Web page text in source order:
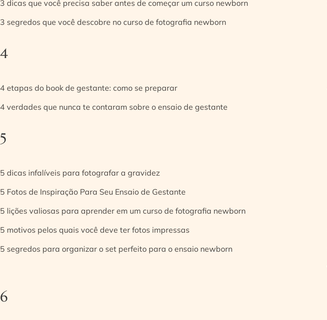
3 dicas que você precisa saber antes de começar um curso newborn
3 segredos que você descobre no curso de fotografia newborn
4
4 etapas do book de gestante: como se preparar
4 verdades que nunca te contaram sobre o ensaio de gestante
5
5 dicas infalíveis para fotografar a gravidez
5 Fotos de Inspiração Para Seu Ensaio de Gestante
5 lições valiosas para aprender em um curso de fotografia newborn
5 motivos pelos quais você deve ter fotos impressas
5 segredos para organizar o set perfeito para o ensaio newborn
6